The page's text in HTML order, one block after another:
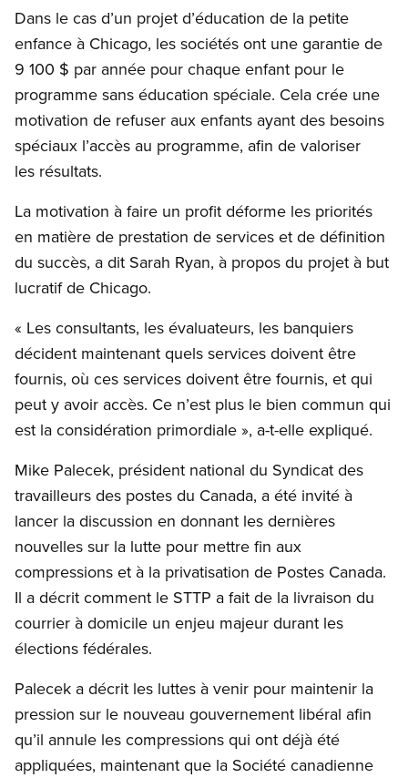
Dans le cas d’un projet d’éducation de la petite
enfance à Chicago, les sociétés ont une garantie de
9 100 $ par année pour chaque enfant pour le
programme sans éducation spéciale. Cela crée une
motivation de refuser aux enfants ayant des besoins
spéciaux l’accès au programme, afin de valoriser
les résultats.
La motivation à faire un profit déforme les priorités
en matière de prestation de services et de définition
du succès, a dit Sarah Ryan, à propos du projet à but
lucratif de Chicago.
« Les consultants, les évaluateurs, les banquiers
décident maintenant quels services doivent être
fournis, où ces services doivent être fournis, et qui
peut y avoir accès. Ce n’est plus le bien commun qui
est la considération primordiale », a-t-elle expliqué.
Mike Palecek, président national du Syndicat des
travailleurs des postes du Canada, a été invité à
lancer la discussion en donnant les dernières
nouvelles sur la lutte pour mettre fin aux
compressions et à la privatisation de Postes Canada.
Il a décrit comment le STTP a fait de la livraison du
courrier à domicile un enjeu majeur durant les
élections fédérales.
Palecek a décrit les luttes à venir pour maintenir la
pression sur le nouveau gouvernement libéral afin
qu’il annule les compressions qui ont déjà été
appliquées, maintenant que la Société canadienne